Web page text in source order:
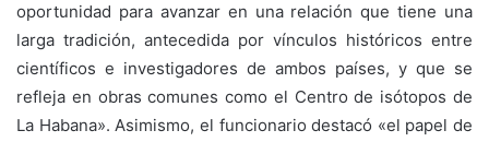
oportunidad para avanzar en una relación que tiene una
larga tradición, antecedida por vínculos históricos entre
científicos e investigadores de ambos países, y que se
refleja en obras comunes como el Centro de isótopos de
La Habana». Asimismo, el funcionario destacó «el papel de